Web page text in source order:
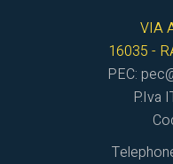
VIA
16035 -
PEC:
P.Iva